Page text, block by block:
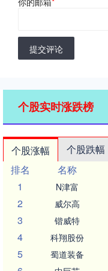
提交评论
个股实时涨跌榜
个股涨幅 个股跌幅
排名
名称
1
N津富
2 威尔高
3 锴威特
4 科翔股份
5 蜀道装备